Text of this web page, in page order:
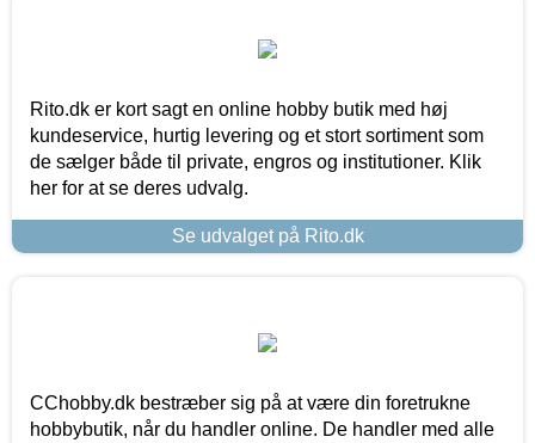
Rito.dk er kort sagt en online hobby butik med høj
kundeservice, hurtig levering og et stort sortiment som
de sælger både til private, engros og institutioner. Klik
her for at se deres udvalg.
Se udvalget på Rito.dk
CChobby.dk bestræber sig på at være din foretrukne
hobbybutik, når du handler online. De handler med alle